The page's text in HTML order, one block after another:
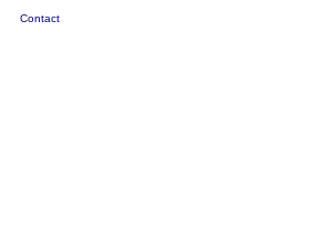
Contact